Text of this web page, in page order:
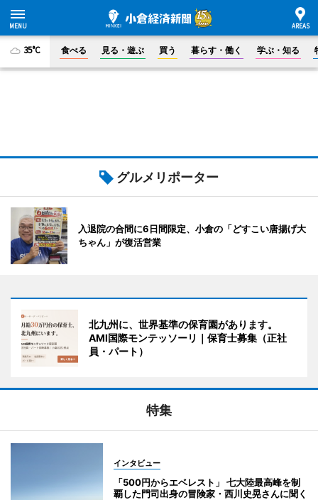
35°C 食べる 見る・遊ぶ 買う 暮らす・働く 学ぶ・知る
グルメリポーター
入退院の合間に6日間限定、小倉の「どすこい唐揚げ大
ちゃん」が復活営業
北九州に、世界基準の保育園があります。
AMI国際モンテッソーリ｜保育士募集（正社
員・パート）
特集
インタビュー
「500円からエベレスト」 七大陸最高峰を制
覇した門司出身の冒険家・西川史晃さんに聞く